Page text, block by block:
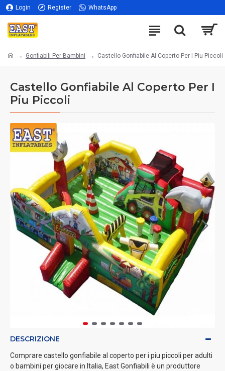
Login Register WhatsApp
Gonfiabili Per Bambini Castello Gonfiabile Al Coperto Per I Piu Piccoli
Castello Gonfiabile Al Coperto Per I
Piu Piccoli
DESCRIZIONE
Comprare castello gonfiabile al coperto per i piu piccoli per adulti
o bambini per giocare in Italia, East Gonfiabili è un produttore